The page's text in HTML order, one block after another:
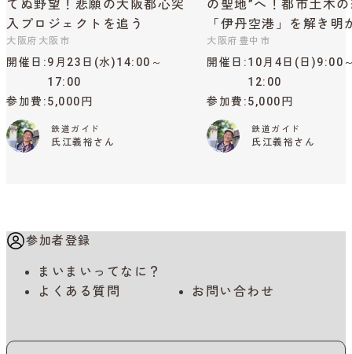
てぬ野望！悲願の大阪都心突
入プロジェクトを追う
大阪府大阪市
開催日
9月23日(水)14:00～
17:00
参加費 5,000円
鉄道ガイド
氏江義裕さん
の聖地”へ！都市土木
「伊丹空港」を解き明
大阪府豊中市
開催日
10月4日(日)9:00
12:00
参加費 5,000円
鉄道ガイド
氏江義裕さん
参加者登録
まいまいってなに？
よくある質問
お問い合わせ